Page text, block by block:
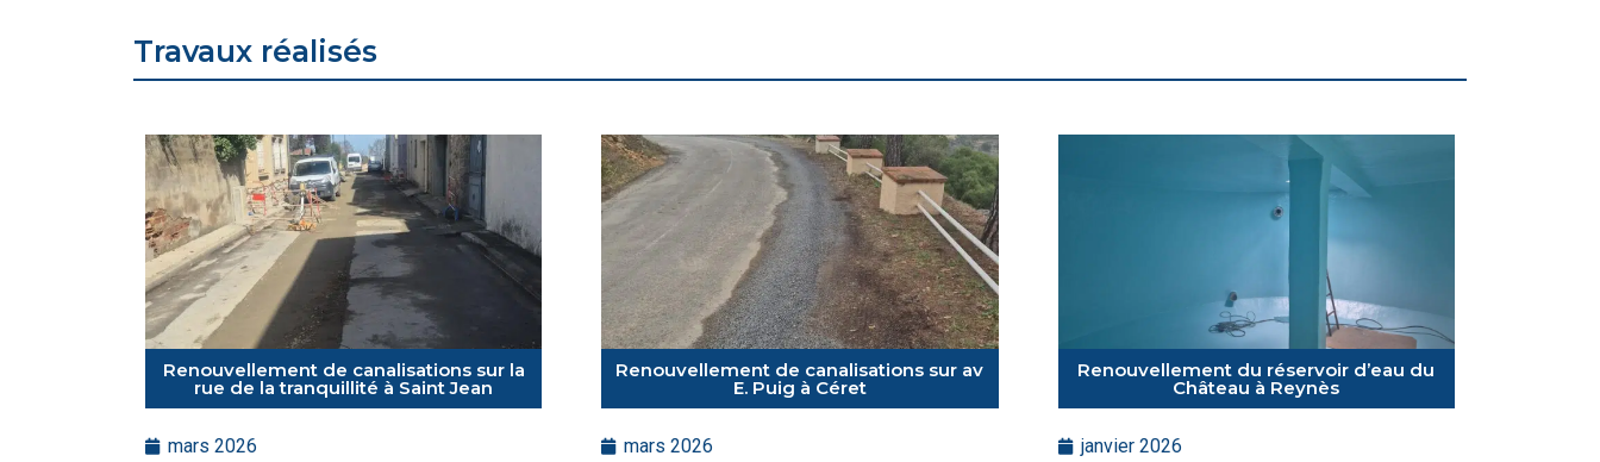
Travaux réalisés
Renouvellement de canalisations sur la
rue de la tranquillité à Saint Jean
mars 2026
Renouvellement de canalisations sur av
E. Puig à Céret
mars 2026
Renouvellement du réservoir d’eau du
Château à Reynès
janvier 2026